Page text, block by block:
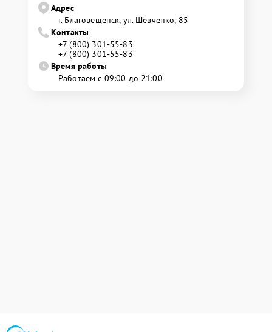
Адрес
г. Благовещенск, ул. Шевченко, 85
Контакты
+7 (800) 301-55-83
+7 (800) 301-55-83
Время работы
Работаем с 09:00 до 21:00